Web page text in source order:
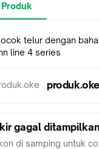
telur dengan
line 4 series
produk.oke
gagal ditampilkan
di samping untuk